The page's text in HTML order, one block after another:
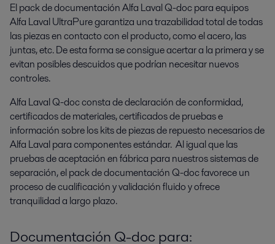
El pack de documentación Alfa Laval Q-doc para equipos
Alfa Laval UltraPure garantiza una trazabilidad total de todas
las piezas en contacto con el producto, como el acero, las
juntas, etc. De esta forma se consigue acertar a la primera y se
evitan posibles descuidos que podrían necesitar nuevos
controles.
Alfa Laval Q-doc consta de declaración de conformidad,
certificados de materiales, certificados de pruebas e
información sobre los kits de piezas de repuesto necesarios de
Alfa Laval para componentes estándar. Al igual que las
pruebas de aceptación en fábrica para nuestros sistemas de
separación, el pack de documentación Q-doc favorece un
proceso de cualificación y validación fluido y ofrece
tranquilidad a largo plazo.
Documentación Q-doc para: